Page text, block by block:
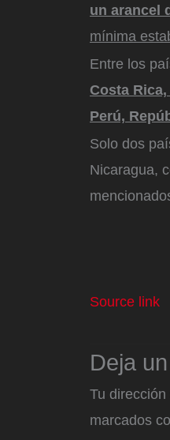
un arancel
mínima
Entre los
Costa
Perú,
Solo dos
Nicaragua,
Source link
Deja
Tu
marcados